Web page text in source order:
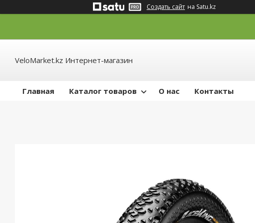
Создать сайт на Satu.kz
VeloMarket.kz Интернет-магазин
Главная Каталог товаров О нас Контакты